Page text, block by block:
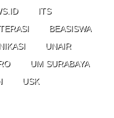
ITS
BEASISWA
UNAIR
UM SURABAYA
USK